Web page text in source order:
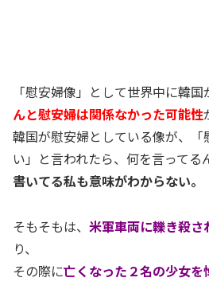
「慰安婦像」として世界中に韓国
んと慰安婦は関係なかった可能性
韓国が慰安婦としている像が、
い」と言われたら、何を言ってる
書いてる私も意味がわからない。
そもそもは、 米軍車両に轢き殺さ
り、
その際に亡くなった２名の少女を